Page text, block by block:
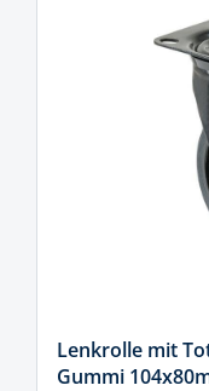
Lenkrolle mit
Gummi